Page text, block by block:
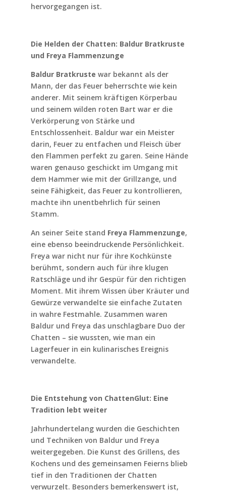
hervorgegangen ist.
Die Helden der Chatten: Baldur Bratkruste
und Freya Flammenzunge
Baldur Bratkruste war bekannt als der
Mann, der das Feuer beherrschte wie kein
anderer. Mit seinem kräftigen Körperbau
und seinem wilden roten Bart war er die
Verkörperung von Stärke und
Entschlossenheit. Baldur war ein Meister
darin, Feuer zu entfachen und Fleisch über
den Flammen perfekt zu garen. Seine Hände
waren genauso geschickt im Umgang mit
dem Hammer wie mit der Grillzange, und
seine Fähigkeit, das Feuer zu kontrollieren,
machte ihn unentbehrlich für seinen
Stamm.
An seiner Seite stand Freya Flammenzunge,
eine ebenso beeindruckende Persönlichkeit.
Freya war nicht nur für ihre Kochkünste
berühmt, sondern auch für ihre klugen
Ratschläge und ihr Gespür für den richtigen
Moment. Mit ihrem Wissen über Kräuter und
Gewürze verwandelte sie einfache Zutaten
in wahre Festmahle. Zusammen waren
Baldur und Freya das unschlagbare Duo der
Chatten – sie wussten, wie man ein
Lagerfeuer in ein kulinarisches Ereignis
verwandelte.
Die Entstehung von ChattenGlut: Eine
Tradition lebt weiter
Jahrhundertelang wurden die Geschichten
und Techniken von Baldur und Freya
weitergegeben. Die Kunst des Grillens, des
Kochens und des gemeinsamen Feierns blieb
tief in den Traditionen der Chatten
verwurzelt. Besonders bemerkenswert ist,